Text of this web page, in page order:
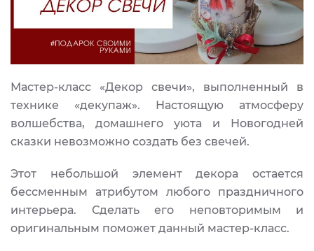
Мастер-класс «Декор свечи», выполненный в
технике «декупаж». Настоящую атмосферу
волшебства, домашнего уюта и Новогодней
сказки невозможно создать без свечей.
Этот небольшой элемент декора остается
бессменным атрибутом любого праздничного
интерьера. Сделать его неповторимым и
оригинальным поможет данный мастер-класс.